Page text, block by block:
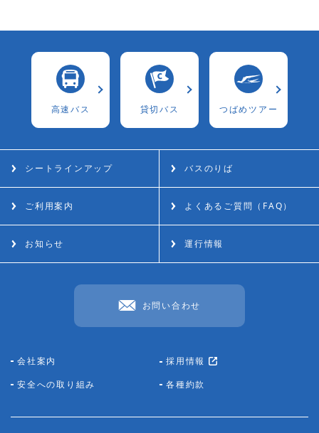
⾼速バス 貸切バス つばめツアー
シートラインアップ バスのりば
ご利用案内 よくあるご質問（FAQ）
お知らせ 運行情報
お問い合わせ
会社案内
採用情報
安全への取り組み
各種約款